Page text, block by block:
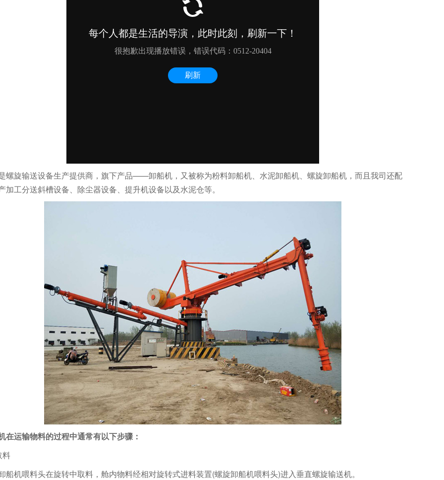
螺旋输送设备生产提供商，旗下产品——卸船机 ，又被称为粉料卸船机、水泥卸船机、螺旋卸船机，而且我司还配
加工分送斜槽设备、除尘器设备、提升机设备以及水泥仓等。
在运输物料的过程中通常有以下步骤：
料
船机喂料头在旋转中取料，舱内物料经相对旋转式进料装置(螺旋卸船机喂料头)进入垂直螺旋输送机。